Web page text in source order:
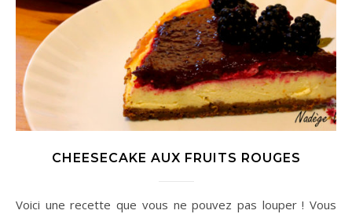
CHEESECAKE AUX FRUITS ROUGES
Voici une recette que vous ne pouvez pas louper ! Vous